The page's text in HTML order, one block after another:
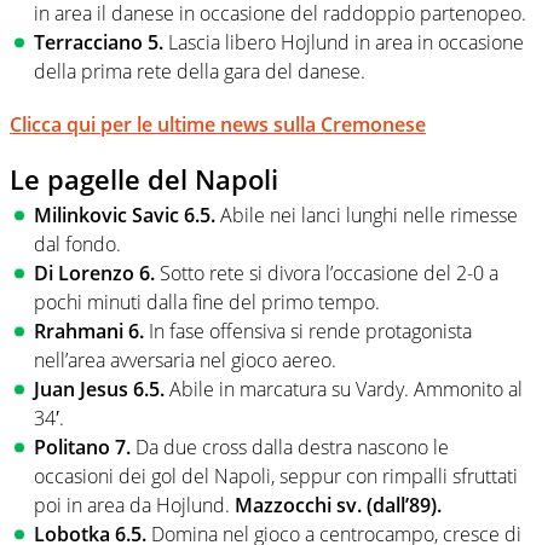
in area il danese in occasione del raddoppio partenopeo.
Terracciano 5. Lascia libero Hojlund in area in occasione
della prima rete della gara del danese.
Clicca qui per le ultime news sulla Cremonese
Le pagelle del Napoli
Milinkovic Savic 6.5.Abile nei lanci lunghi nelle rimesse
dal fondo.
Di Lorenzo 6. Sotto rete si divora l’occasione del 2-0 a
pochi minuti dalla fine del primo tempo.
Rrahmani 6. In fase offensiva si rende protagonista
nell’area avversaria nel gioco aereo.
Juan Jesus 6.5.Abile in marcatura su Vardy. Ammonito al
34′.
Politano 7. Da due cross dalla destra nascono le
occasioni dei gol del Napoli, seppur con rimpalli sfruttati
poi in area da Hojlund. Mazzocchi sv. (dall’89).
Lobotka 6.5. Domina nel gioco a centrocampo, cresce di